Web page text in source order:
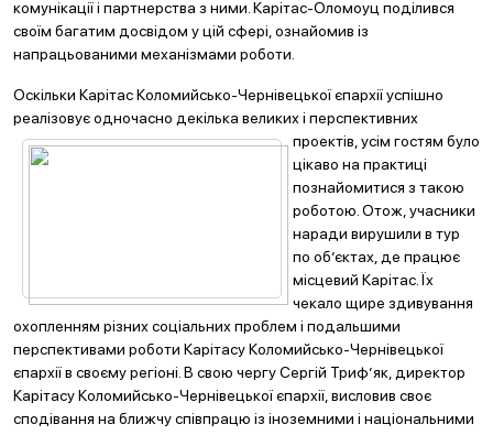
комунікації і партнерства з ними. Карітас-Оломоуц поділився
своїм багатим досвідом у цій сфері, ознайомив із
напрацьованими механізмами роботи.
Оскільки Карітас Коломийсько-Чернівецької єпархії успішно
реалізовує одночасно декілька великих і перспективних
проектів, усім гостям було
цікаво на практиці
познайомитися з такою
роботою. Отож, учасники
наради вирушили в тур
по об’єктах, де працює
місцевий Карітас. Їх
чекало щире здивування
охопленням різних соціальних проблем і подальшими
перспективами роботи Карітасу Коломийсько-Чернівецької
єпархії в своєму регіоні. В свою чергу Сергій Триф’як, директор
Карітасу Коломийсько-Чернівецької єпархії, висловив своє
сподівання на ближчу співпрацю із іноземними і національними